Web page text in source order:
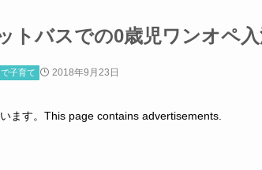
トバスでの0歳児ワンオペ
子育て 2018年9月23日
ます。This page contains advertisements.